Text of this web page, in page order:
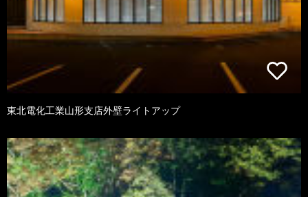
東北電化工業山形支店外壁ライトアップ